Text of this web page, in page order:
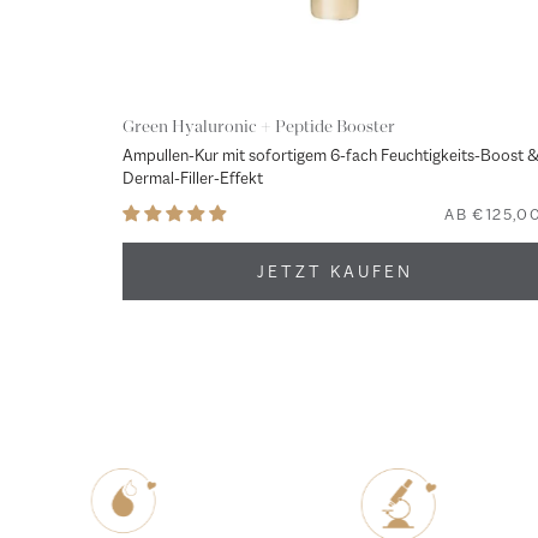
Green Hyaluronic + Peptide Booster
Ampullen-Kur mit sofortigem 6-fach Feuchtigkeits-Boost
Dermal-Filler-Effekt
AB